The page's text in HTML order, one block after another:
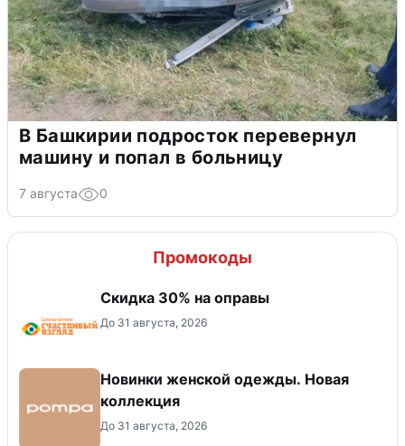
В Башкирии подросток перевернул
машину и попал в больницу
7 августа 0
Промокоды
Скидка 30% на оправы
До 31 августа, 2026
Новинки женской одежды. Новая
коллекция
До 31 августа, 2026